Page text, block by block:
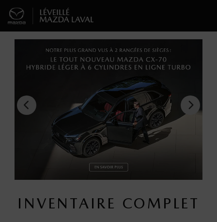
INVENTAIRE COMPLET